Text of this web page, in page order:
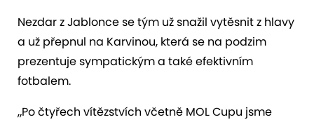
Nezdar z Jablonce se tým už snažil vytěsnit z hlavy
a už přepnul na Karvinou, která se na podzim
prezentuje sympatickým a také efektivním
fotbalem.
„Po čtyřech vítězstvích včetně MOL Cupu jsme